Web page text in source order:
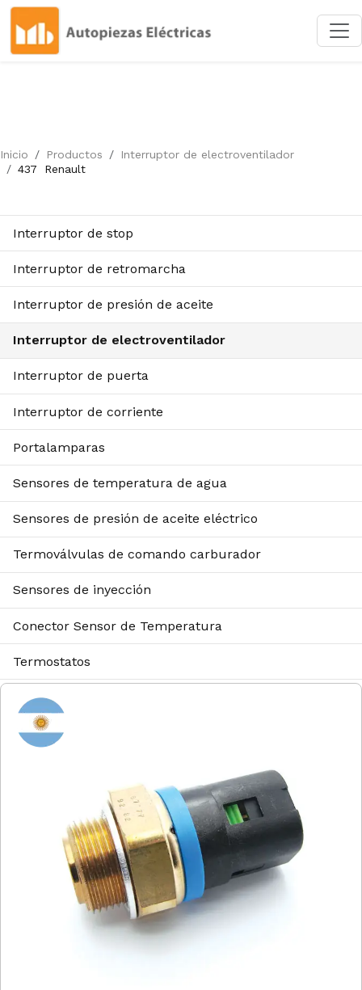
Inicio Productos
Interruptor de electroventilador
437
Renault
Interruptor de stop
Interruptor de retromarcha
Interruptor de presión de aceite
Interruptor de electroventilador
Interruptor de puerta
Interruptor de corriente
Portalamparas
Sensores de temperatura de agua
Sensores de presión de aceite eléctrico
Termoválvulas de comando carburador
Sensores de inyección
Conector Sensor de Temperatura
Termostatos